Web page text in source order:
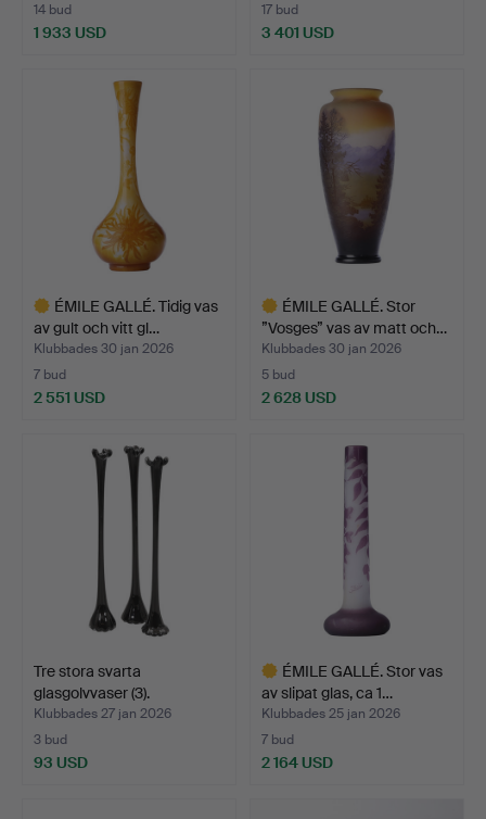
14 bud
1 933 USD
17 bud
3 401 USD
ÉMILE GALLÉ. Tidig vas
av gult och vitt gl…
Klubbades 30 jan 2026
7 bud
2 551 USD
ÉMILE GALLÉ. Stor
”Vosges” vas av matt och…
Klubbades 30 jan 2026
5 bud
2 628 USD
Tre stora svarta
glasgolvvaser (3).
Klubbades 27 jan 2026
3 bud
93 USD
ÉMILE GALLÉ. Stor vas
av slipat glas, ca 1…
Klubbades 25 jan 2026
7 bud
2 164 USD